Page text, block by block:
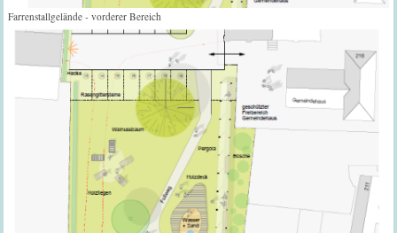
Farrenstallgelände - vorderer Bereich